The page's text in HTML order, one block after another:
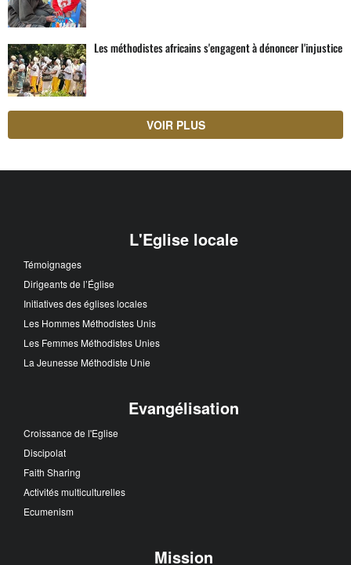
Les méthodistes africains s'engagent à dénoncer l'injustice
VOIR PLUS
L'Eglise locale
Témoignages
Dirigeants de l’Église
Initiatives des églises locales
Les Hommes Méthodistes Unis
Les Femmes Méthodistes Unies
La Jeunesse Méthodiste Unie
Evangélisation
Croissance de l'Eglise
Discipolat
Faith Sharing
Activités multiculturelles
Ecumenism
Mission